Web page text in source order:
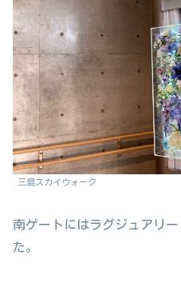
三島スカイウォーク
南ゲートにはラグジュアリ
た。